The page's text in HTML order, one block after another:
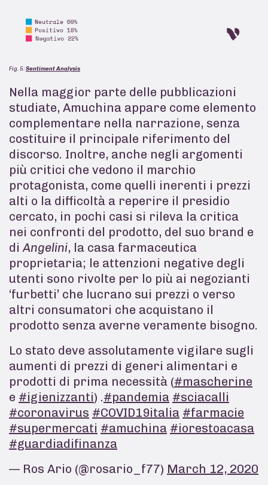
Fig. 5:Sentiment Analysis
Nella maggior parte delle pubblicazioni
studiate, Amuchina appare come elemento
complementare nella narrazione, senza
costituire il principale riferimento del
discorso. Inoltre, anche negli argomenti
più critici che vedono il marchio
protagonista, come quelli inerenti i prezzi
alti o la difficoltà a reperire il presidio
cercato, in pochi casi si rileva la critica
nei confronti del prodotto, del suo brand e
diAngelini, la casa farmaceutica
proprietaria; le attenzioni negative degli
utenti sono rivolte per lo più ai negozianti
‘furbetti’ che lucrano sui prezzi o verso
altri consumatori che acquistano il
prodotto senza averne veramente bisogno.
Lo stato deve assolutamente vigilare sugli
aumenti di prezzi di generi alimentari e
prodotti di prima necessità (#mascherine
e #igienizzanti) .#pandemia #sciacalli
#coronavirus #COVID19italia #farmacie
#supermercati #amuchina #iorestoacasa
#guardiadifinanza
— Ros Ario (@rosario_f77) March 12, 2020